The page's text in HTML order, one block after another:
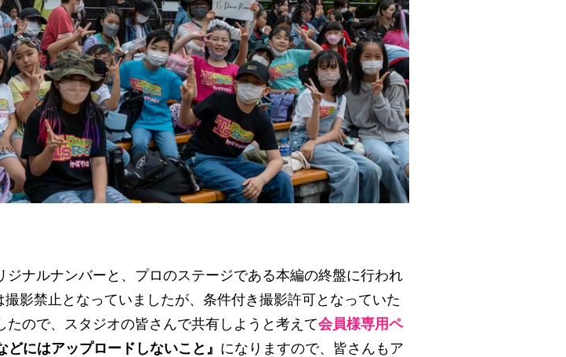
ナルナンバーと、プロのステージである本編の終盤に行われ
影禁止となっていましたが、条件付き撮影許可となっていた
ので、スタジオの皆さんで共有しようと考えて会員様専用ペ
どにはアップロードしないこと』 になりますので、皆さんもア